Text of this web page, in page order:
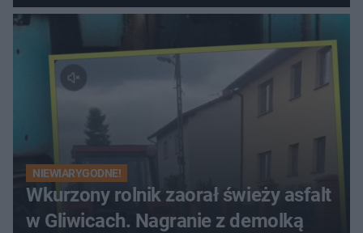
NIEWIARYGODNE!
Wkurzony rolnik zaorał świeży asfalt
w Gliwicach. Nagranie z demolką